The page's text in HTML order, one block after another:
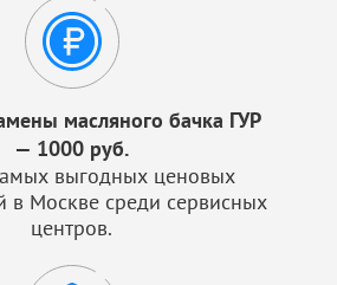
масляного бачка ГУР
— 1000 руб.
выгодных ценовых
в Москве среди сервисных
центров.